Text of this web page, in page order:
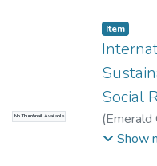
No Thumbnail Available
Item
Social
(Emerald
Leonard,
Show